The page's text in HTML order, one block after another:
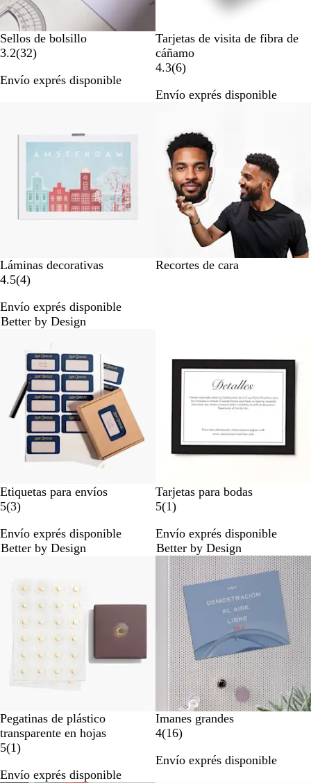
Sellos de bolsillo
3.2(323
r
ñ
a
)
Envío exprés disponible
Tarjetas de visita de fibra de
cáñamo
4.3(66
e
ñ
a
s
)
Envío exprés disponible
Láminas decorativas
4.5(44
e
s
ñ
a
s
)
Envío exprés disponible
Better by Design
Recortes de cara
Etiquetas para envíos
5(33
e
s
a
)
Envío exprés disponible
Better by Design
Tarjetas para bodas
5(11
e
s
e
ñ
a
)
Envío exprés disponible
Better by Design
Pegatinas de plástico
transparente en hojas
5(11
e
)
Envío exprés disponible
Imanes grandes
4(161
r
)
Envío exprés disponible